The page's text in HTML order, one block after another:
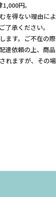
円。
を得ない理由に
了承ください。
ます。ご不在の
達依頼の上、商
れますが、その